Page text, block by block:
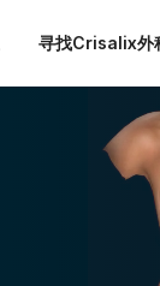
寻找Crisalix外